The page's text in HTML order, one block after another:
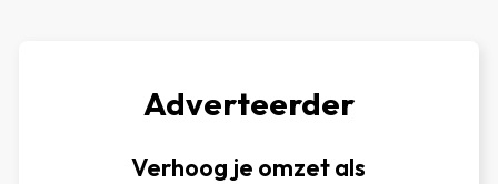
Adverteerder
Verhoog je omzet als